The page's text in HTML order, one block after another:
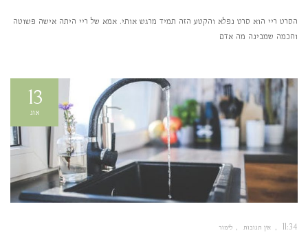
הסרט ריי הוא סרט נפלא והקטע הזה תמיד מרגש אותי. אמא של ריי היתה אישה פשוטה
וחכמה שמבינה מה אדם
13
אוג
11:34 אין תגובות לימור